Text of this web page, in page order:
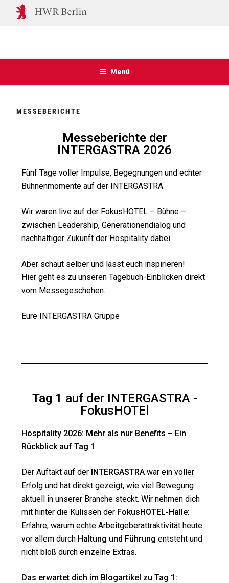
Menü
MESSEBERICHTE
Messeberichte der
INTERGASTRA 2026
Fünf Tage voller Impulse, Begegnungen und echter
Bühnenmomente auf der INTERGASTRA.
Wir waren live auf der FokusHOTEL – Bühne –
zwischen Leadership, Generationendialog und
nachhaltiger Zukunft der Hospitality dabei.
Aber schaut selber und lasst euch inspirieren!
Hier geht es zu unseren Tagebuch-Einblicken direkt
vom Messegeschehen.
Eure INTERGASTRA Gruppe
Tag 1 auf der INTERGASTRA -
FokusHOTEl
Hospitality 2026: Mehr als nur Benefits – Ein
Rückblick auf Tag 1
Der Auftakt auf der INTERGASTRA war ein voller
Erfolg und hat direkt gezeigt, wie viel Bewegung
aktuell in unserer Branche steckt. Wir nehmen dich
mit hinter die Kulissen der FokusHOTEL-Halle:
Erfahre, warum echte Arbeitgeberattraktivität heute
vor allem durch Haltung und Führung entsteht und
nicht bloß durch einzelne Extras.
Das erwartet dich im Blogartikel zu Tag 1: